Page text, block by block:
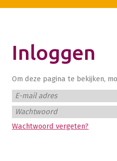
Inloggen
Om deze pagina te bekijken,
E-mail adres
Wachtwoord
Wachtwoord vergeten?